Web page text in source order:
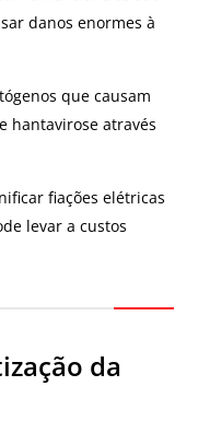
danos enormes à
que causam
hantavirose através
fiações elétricas
levar a custos
da